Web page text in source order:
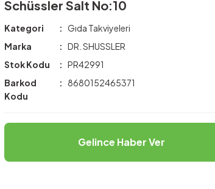
Schüssler Salt No:10
Kategori
Gıda Takviyeleri
Marka
DR. SHUSSLER
Stok Kodu
PR42991
Barkod
Kodu
8680152465371
Gelince Haber Ver